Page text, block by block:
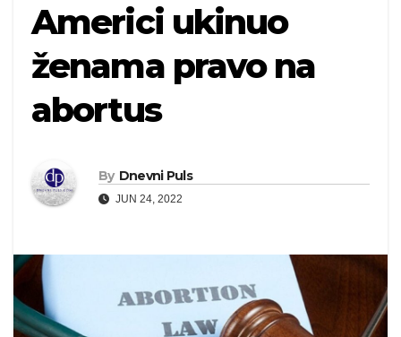
Americi ukinuo
ženama pravo na
abortus
By Dnevni Puls
JUN 24, 2022